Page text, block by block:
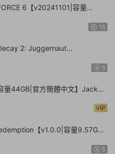
6【v20241101|容量
15
2: Juggernaut
5
量44GB|官方簡體中文】Jack
VIP
【v1.0.0|容量9.57GB|
5